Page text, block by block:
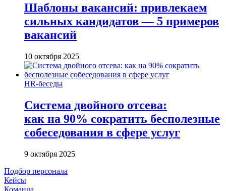
Шаблоны вакансий: привлекаем
сильных кандидатов — 5 примеров
вакансий
10 октября 2025
HR-беседы
Система двойного отсева:
как на 90% сократить бесполезные
собеседования в сфере услуг
9 октября 2025
Подбор персонала
Кейсы
Команда